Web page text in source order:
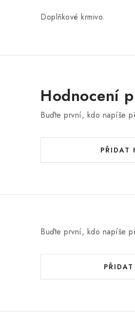
Doplňkové krmivo.
Hodnocení
Buďte první, kdo napíše
PŘIDAT
Buďte první, kdo napíše